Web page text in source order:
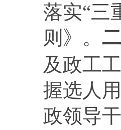
落实“三
则》。 二
及政工
握选人
政领导